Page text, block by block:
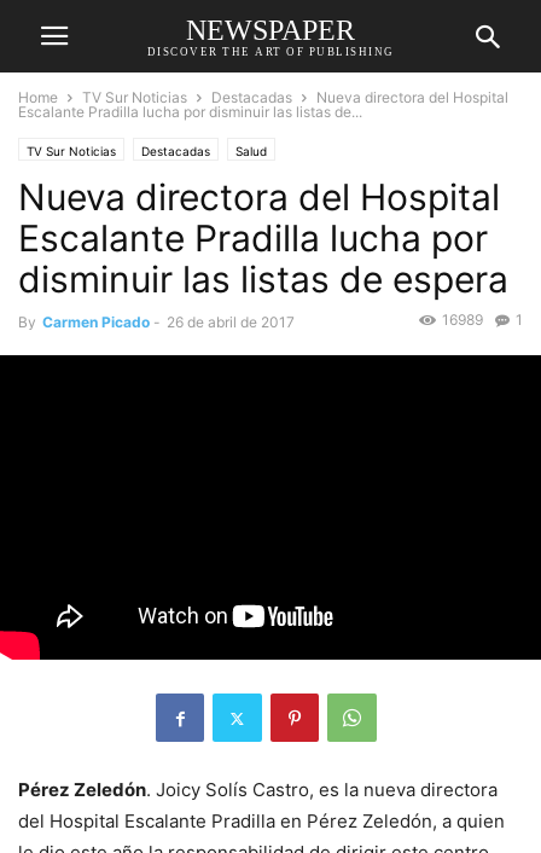
NEWSPAPER
DISCOVER THE ART OF PUBLISHING
Home TV Sur Noticias Destacadas
Nueva directora del Hospital
Escalante Pradilla lucha por disminuir las listas de...
TV Sur Noticias Destacadas Salud
Nueva directora del Hospital
Escalante Pradilla lucha por
disminuir las listas de espera
By Carmen Picado - 26 de abril de 2017 1
16989
Pérez Zeledón. Joicy Solís Castro, es la nueva directora
del Hospital Escalante Pradilla en Pérez Zeledón, a quien